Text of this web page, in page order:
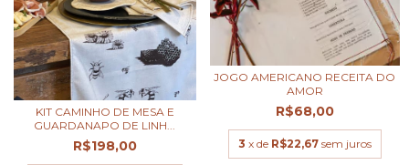
KIT CAMINHO DE MESA E
GUARDANAPO DE LINH...
R$198,00
JOGO AMERICANO RECEITA DO
AMOR
R$68,00
3 x de R$22,67 sem juros